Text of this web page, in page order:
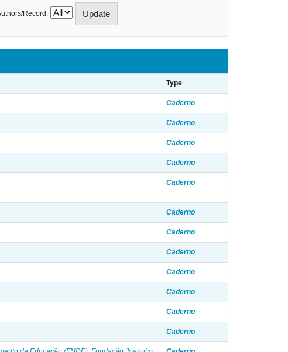
Record:
Type
Caderno
Caderno
Caderno
Caderno
Caderno
Caderno
Caderno
Caderno
Caderno
Caderno
Caderno
Caderno